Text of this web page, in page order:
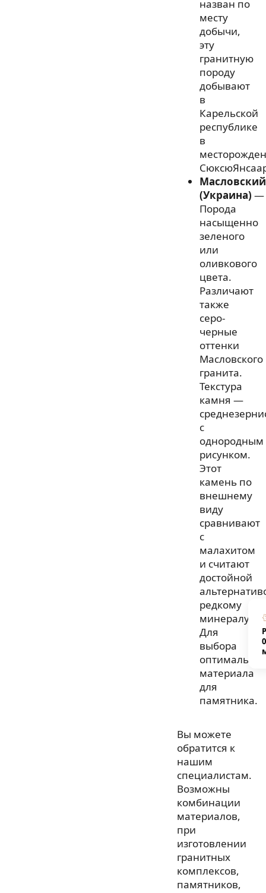
назван по
месту
добычи,
эту
гранитную
породу
добывают
в
Карельской
республике
в
Масловский
(Украина) —
Порода
насыщенно
зеленого
или
оливкового
цвета.
Различают
также
серо-
черные
оттенки
Масловского
гранита.
Текстура
камня —
с
однородным
рисунком.
Этот
камень по
внешнему
виду
сравнивают
с
малахитом
и считают
достойной
редкому
минералу.
Для
выбора
материала
для
памятника.
Вы можете
обратится к
нашим
специалистам.
Возможны
комбинации
материалов,
при
изготовлении
гранитных
комплексов,
памятников,